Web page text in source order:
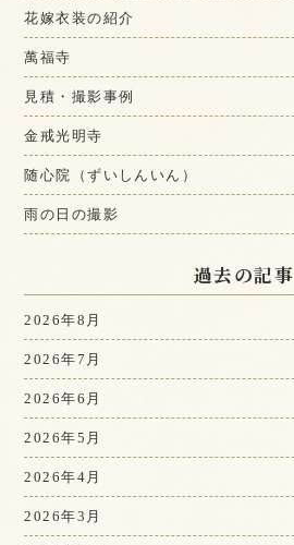
花嫁衣装の紹介
萬福寺
見積・撮影事例
金戒光明寺
随心院（ずいしんいん）
雨の日の撮影
過去の記事
2026年8月
2026年7月
2026年6月
2026年5月
2026年4月
2026年3月